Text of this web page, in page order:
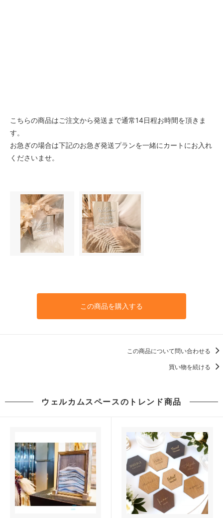
こちらの商品はご注文から発送まで通常14日程お時間を頂きま
す。
お急ぎの場合は下記のお急ぎ発送プランを一緒にカートにお入れ
くださいませ。
この商品を購入する
この商品について問い合わせる
買い物を続ける
ウェルカムスペースのトレンド商品